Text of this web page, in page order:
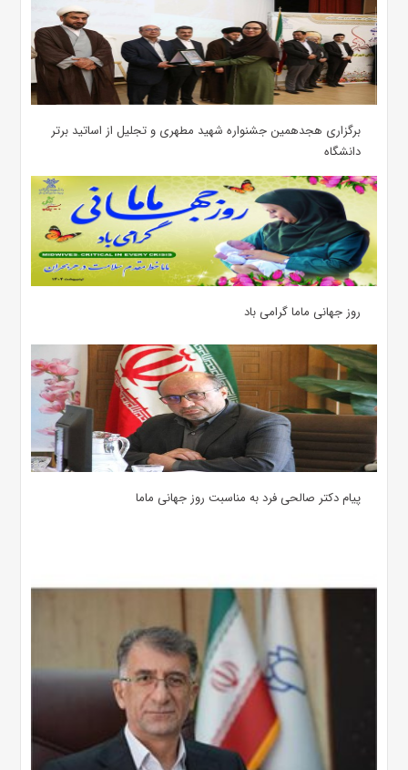
برگزاری هجدهمین جشنواره شهید مطهری و تجلیل از اساتید برتر
دانشگاه
روز جهانی ماما گرامی باد
پیام دکتر صالحی فرد به مناسبت روز جهانی ماما